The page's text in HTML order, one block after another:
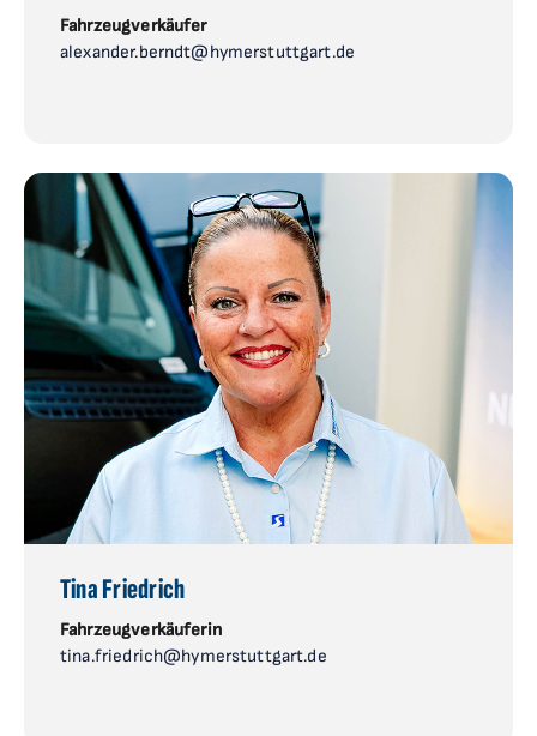
Fahrzeugverkäufer
alexander.berndt@hymerstuttgart.de
Tina Friedrich
Fahrzeugverkäuferin
tina.friedrich@hymerstuttgart.de